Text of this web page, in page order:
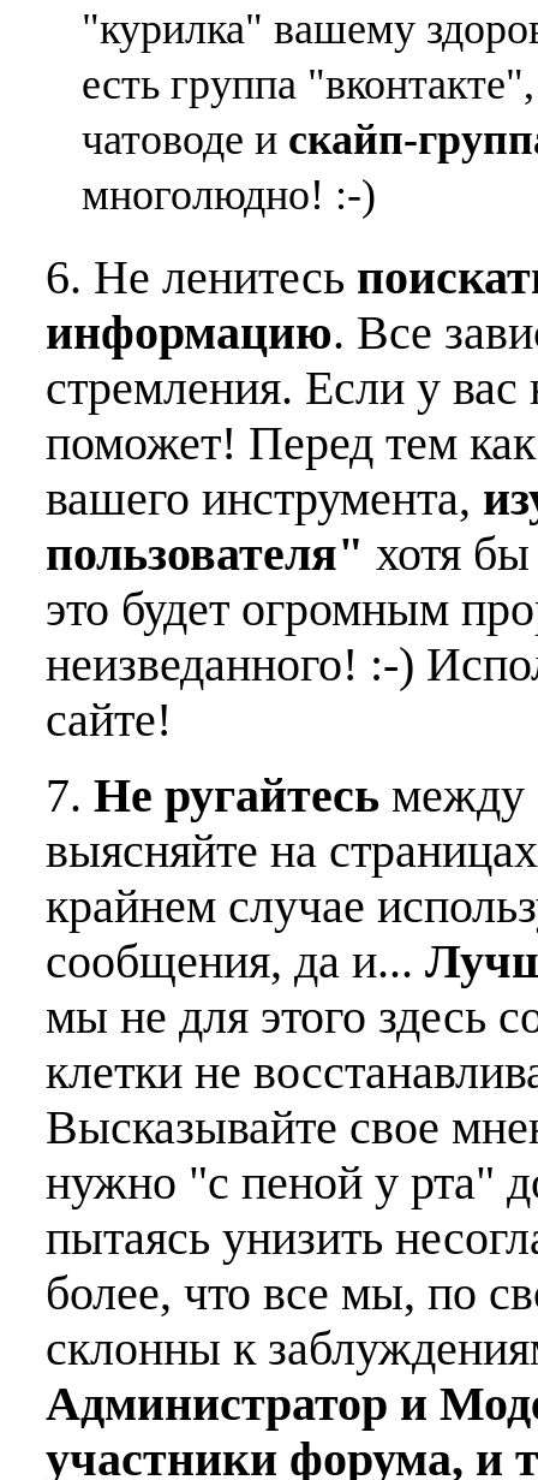
"курилка" вашему
есть группа
чатоводе и скайп-
многолюдно! :-)
6. Не ленитесь
информацию. Все
стремления. Если у
поможет! Перед тем
вашего инструмента,
пользователя" хотя
это будет огромным
неизведанного! :-)
сайте!
7. Не ругайтесь между
выясняйте на
крайнем случае
сообщения, да и...
мы не для этого здесь
клетки не
Высказывайте свое
нужно "с пеной у рта"
пытаясь унизить
более, что все мы, по
склонны к
Администратор и
участники форума, и